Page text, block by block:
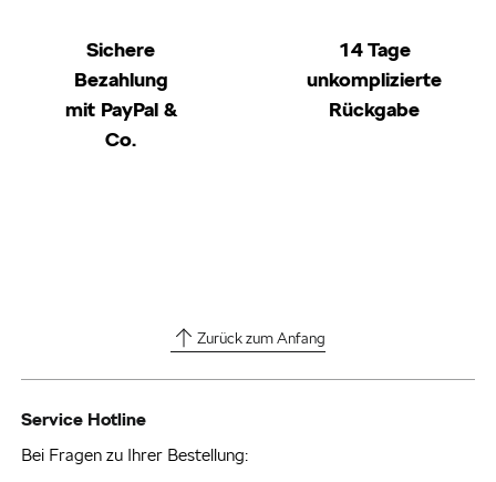
Sichere
Bezahlung
mit PayPal &
Co.
14 Tage
unkomplizierte
Rückgabe
Zurück zum Anfang
Service Hotline
Bei Fragen zu Ihrer Bestellung: